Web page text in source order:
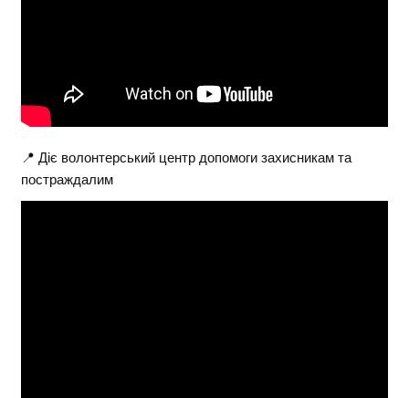
📍 Діє волонтерський центр допомоги захисникам та
постраждалим